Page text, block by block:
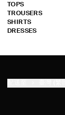
TOPS
TROUSERS
SHIRTS
DRESSES